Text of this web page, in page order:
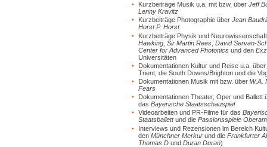
Kurzbeiträge Musik u.a. mit bzw. über Jeff
Lenny Kravitz
Kurzbeiträge Photographie über Jean
Horst P. Horst
Kurzbeiträge Physik und
Hawking Sir Martin Rees David Servan-
Center for Advanced Photonics und den
Universitäten
Dokumentationen Kultur und Reise u.a.
Trient, die South Downs/Brighton und die
Dokumentationen Musik mit bzw. über W.A.
Fears
Dokumentationen Theater, Oper und Ballett
das Bayerische Staatsschauspiel
Videoarbeiten und PR-Filme für das
Staatsballettund die Passionsspiele
Interviews und Rezensionen im Bereich
den Münchner Merkur und die Frankfurter
Thomas D und Duran Duran)